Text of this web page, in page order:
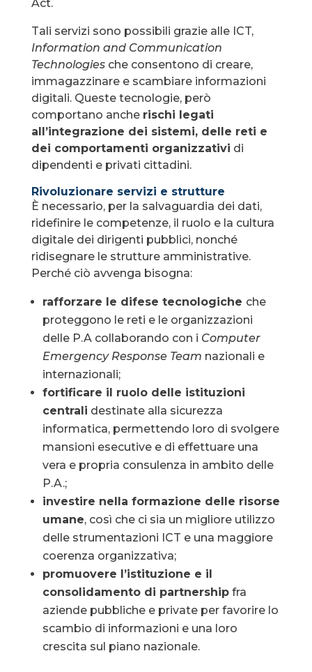
Act.
Tali servizi sono possibili grazie alle ICT,
Information and Communication
Technologiesche consentono di creare,
immagazzinare e scambiare informazioni
digitali. Queste tecnologie, però
comportano anche rischi legati
all’integrazione dei sistemi, delle reti e
dei comportamenti organizzativi di
dipendenti e privati cittadini.
Rivoluzionare servizi e strutture
È necessario, per la salvaguardia dei dati,
ridefinire le competenze, il ruolo e la cultura
digitale dei dirigenti pubblici, nonché
ridisegnare le strutture amministrative.
Perché ciò avvenga bisogna:
rafforzare le difese tecnologiche che
proteggono le reti e le organizzazioni
delle P.A collaborando con i Computer
Emergency Response Team nazionali e
internazionali;
fortificare il ruolo delle istituzioni
centrali destinate alla sicurezza
informatica, permettendo loro di svolgere
mansioni esecutive e di effettuare una
vera e propria consulenza in ambito delle
P.A.;
investire nella formazione delle risorse
umane, così che ci sia un migliore utilizzo
delle strumentazioni ICT e una maggiore
coerenza organizzativa;
promuovere l’istituzione e il
consolidamento di partnershipfra
aziende pubbliche e private per favorire lo
scambio di informazioni e una loro
crescita sul piano nazionale.